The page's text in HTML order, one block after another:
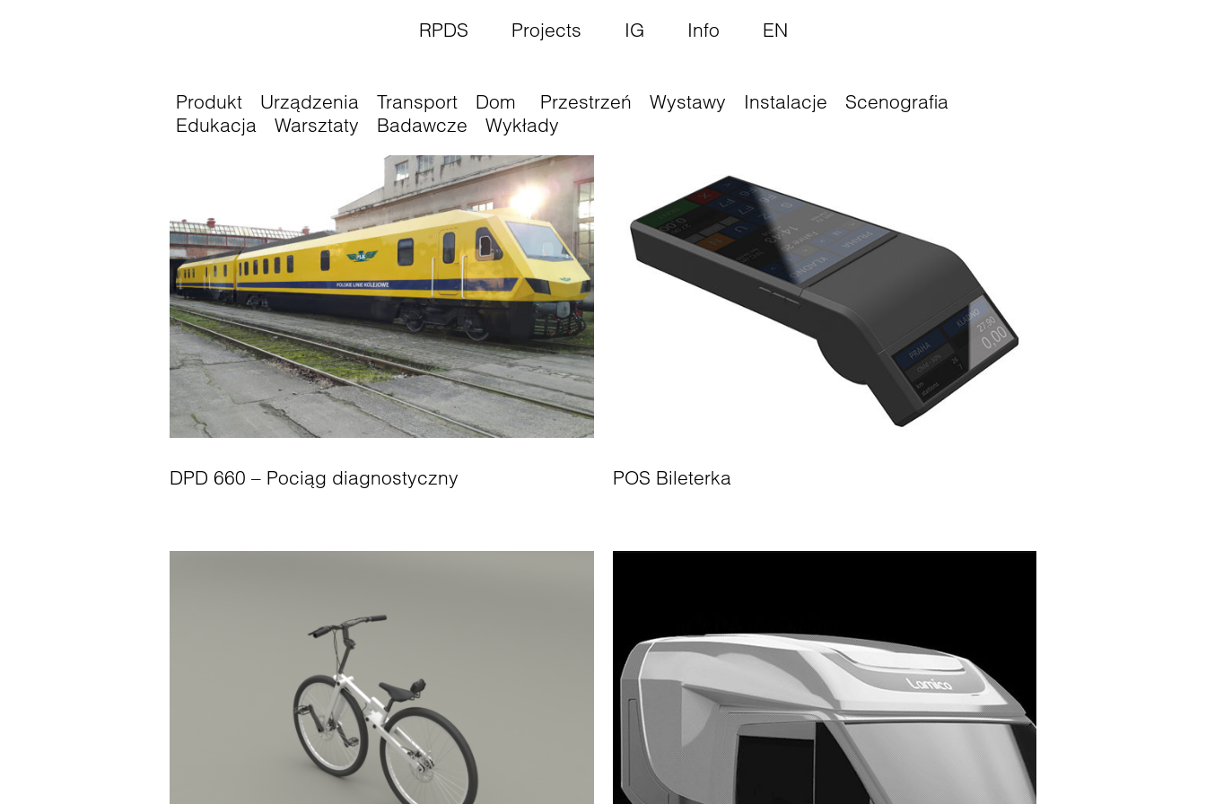
RPDS Projects IG Info EN
Produkt Urządzenia Transport Dom Przestrzeń Wystawy Instalacje
Scenografia
Edukacja
Warsztaty Badawcze Wykłady
DPD 660 – Pociąg diagnostyczny POS Bileterka